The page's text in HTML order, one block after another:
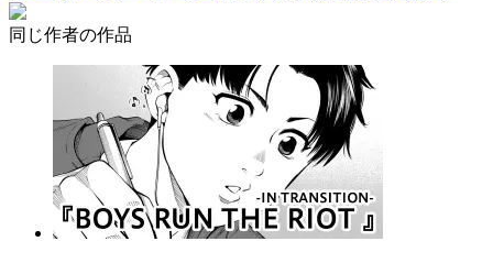
同じ作者の作品